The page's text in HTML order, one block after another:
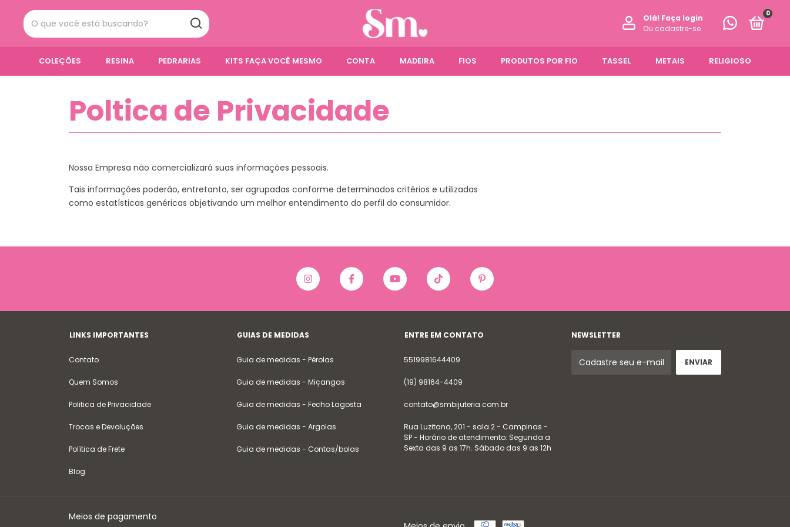
Olá! Faça login
Ou cadastre-se
0
COLEÇÕES RESINA PEDRARIAS KITS FAÇA VOCÊ MESMO CONTA MADEIRA FIOS PRODUTOS POR FIO TASSEL METAIS RELIGIOSO
Poltica de Privacidade
Nossa Empresa não comercializará suas informações pessoais.
Tais informações poderão, entretanto, ser agrupadas conforme determinados critérios e utilizadas
como estatísticas genéricas objetivando um melhor entendimento do perfil do consumidor.
LINKS IMPORTANTES
Contato
Quem Somos
Politica de Privacidade
Trocas e Devoluções
Política de Frete
Blog
GUIAS DE MEDIDAS
Guia de medidas - Pérolas
Guia de medidas - Miçangas
Guia de medidas - Fecho Lagosta
Guia de medidas - Argolas
Guia de medidas - Contas/bolas
ENTRE EM CONTATO
5519981644409
(19) 98164-4409
contato@smbijuteria.com.br
Rua Luzitana, 201 - sala 2 - Campinas -
SP - Horário de atendimento: Segunda a
Sexta das 9 as 17h. Sábado das 9 as 12h
NEWSLETTER
Meios de pagamento